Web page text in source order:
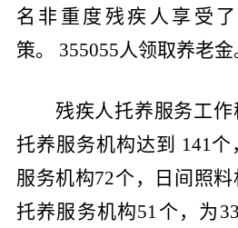
名非重度残疾人享受
策。
355055 人领取养老金
残疾人托养服务工
托养服务机构达到
141个
服务机构72个，日间照料
托养服务机构51个，为